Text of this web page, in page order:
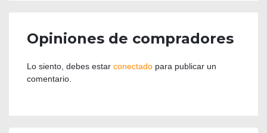
Opiniones de compradores
Lo siento, debes estar conectado para publicar un
comentario.